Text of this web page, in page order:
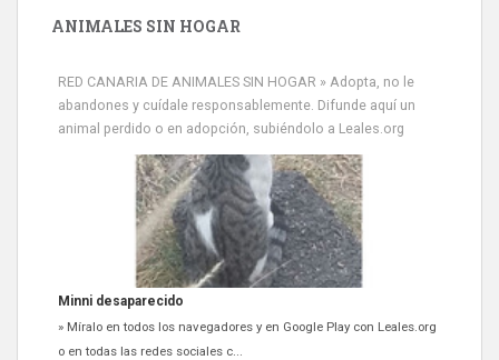
ANIMALES SIN HOGAR
RED CANARIA DE ANIMALES SIN HOGAR » Adopta, no le
abandones y cuídale responsablemente. Difunde aquí un
animal perdido o en adopción, subiéndolo a Leales.org
Minni desaparecido
» Míralo en todos los navegadores y en Google Play con Leales.org
o en todas las redes sociales c...